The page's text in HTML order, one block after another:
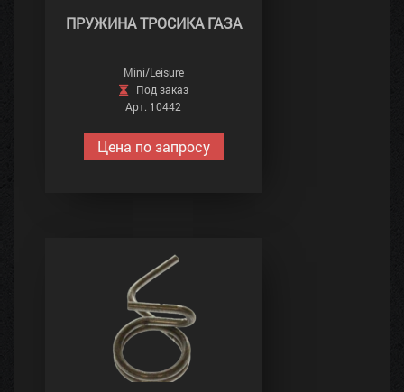
ПРУЖИНА ТРОСИКА ГАЗА
Mini/Leisure
Под заказ
Арт. 10442
Цена по запросу